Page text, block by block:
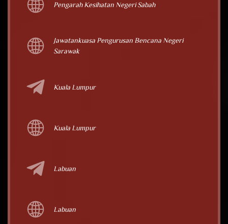
Pengarah Kesihatan Negeri Sabah
Jawatankuasa Pengurusan Bencana Negeri
Sarawak
Kuala Lumpur
Kuala Lumpur
Labuan
Labuan